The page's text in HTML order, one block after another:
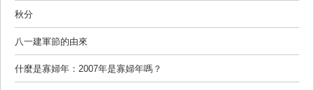
秋分
八一建軍節的由來
什麼是寡婦年：2007年是寡婦年嗎？